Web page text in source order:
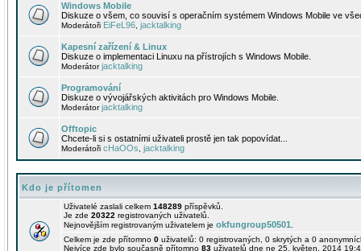
Windows Mobile
Diskuze o všem, co souvisí s operačním systémem Windows Mobile ve
Moderátoři EiFeL96 jacktalking
Kapesní zařízení & Linux
Diskuze o implementaci Linuxu na přístrojích s Windows Mobile.
Moderátorjacktalking
Programování
Diskuze o vývojářských aktivitách pro Windows Mobile.
Moderátorjacktalking
Offtopic
Chcete-li si s ostatními uživateli prostě jen tak popovídat...
Moderátoři cHaOOs jacktalking
Kdo je přítomen
Uživatelé zaslali celkem 148289 příspěvků.
Je zde 20322 registrovaných uživatelů.
Nejnovějším registrovaným uživatelem je okfungroup50501
Celkem je zde přítomno 0 uživatelů: 0 registrovaných, 0 skrytých a 0
Nejvíce zde bylo současně přítomno 83 uživatelů dne ne 25. květen, 2014